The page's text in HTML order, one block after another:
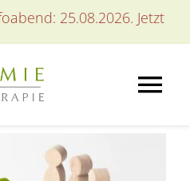
25.08.2026. Jetzt